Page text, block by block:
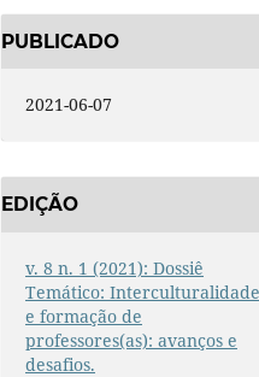
PUBLICADO
2021-06-07
EDIÇÃO
v. 8 n. 1 (2021): Dossiê
Temático:
e formação de
professores(as): avanços e
desafios.